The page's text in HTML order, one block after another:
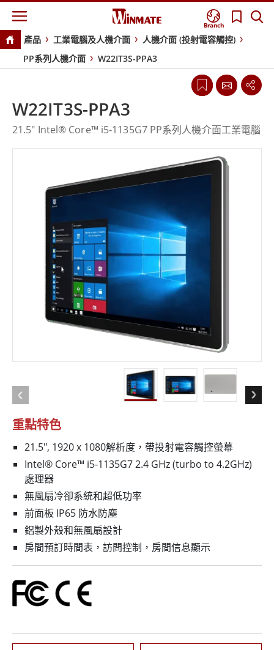
Branch
產品 工業電腦及人機介面
人機介面 (投射電容觸控)
PP系列人機介面
W22IT3S-PPA3
重點特色
21.5", 1920 x 1080解析度，帶投射電容觸控螢幕
Intel® Core™ i5-1135G7 2.4 GHz (turbo to 4.2GHz)
處理器
無風扇冷卻系統和超低功率
前面板 IP65 防水防塵
鋁製外殼和無風扇設計
房間預訂時間表，訪問控制，房間信息顯示
W22IT3S-PPA3
21.5" Intel® Core™ i5-1135G7 PP系列人機介面工業電腦